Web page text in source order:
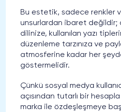
Bu estetik, sadece renkler
unsurlardan ibaret değildir;
dilinize, kullanılan yazı
düzenleme tarzınıza ve
atmosferine kadar her
göstermelidir.
Çünkü sosyal medya
açısından tutarlı bir hesapla
marka ile özdeşleşmeye